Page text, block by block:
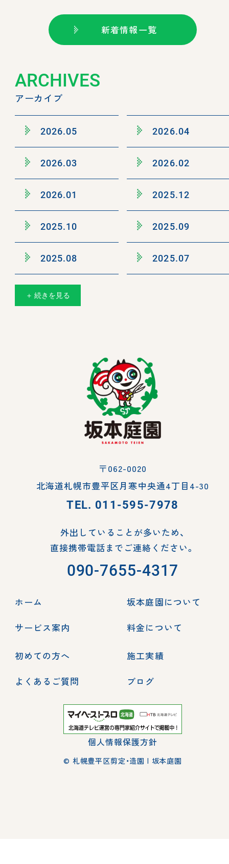
新着情報一覧
ARCHIVES
アーカイブ
2026.05 2026.04
2026.03 2026.02
2026.01 2025.12
2025.10 2025.09
2025.08 2025.07
＋ 続きを見る
〒062-0020
北海道札幌市豊平区月寒中央通4丁目4-30
TEL. 011-595-7978
外出していることが多いため、
直接携帯電話までご連絡ください。
090-7655-4317
ホーム
坂本庭園について
サービス案内
料金について
初めての方へ
施工実績
よくあるご質問
ブログ
個人情報保護方針
© 札幌豊平区剪定・造園 | 坂本庭園